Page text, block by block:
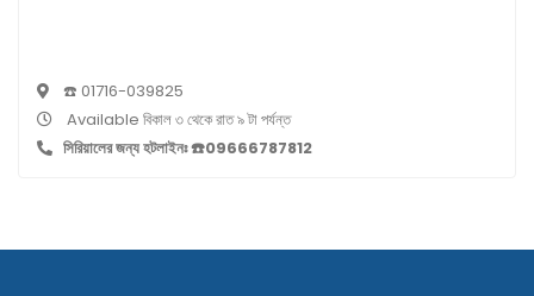
☎️ 01716-039825
Available বিকাল ৩ থেকে রাত ৯ টা পর্যন্ত
সিরিয়ালের জন্য হটলাইনঃ ☎️09666787812